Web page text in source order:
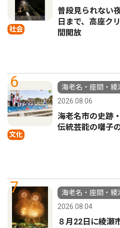
社会
普段見られない
日まで、高座ク
間開放
6
文化
海老名・座間・綾
2026.08.06
海老名市の史跡
伝統芸能の囃子
7
海老名・座間・綾
2026.08.04
８月22日に綾瀬